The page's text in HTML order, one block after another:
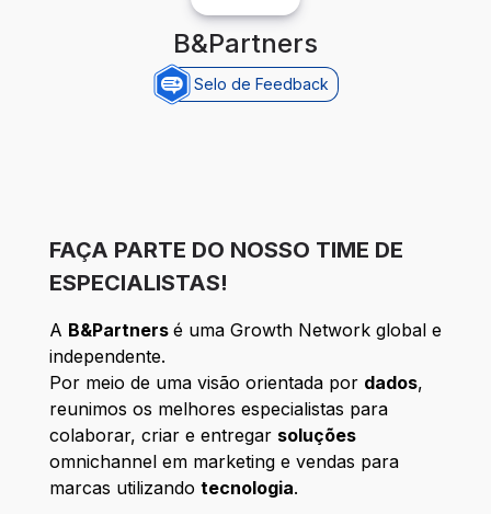
B&Partners
Selo de Feedback
FAÇA PARTE DO NOSSO TIME DE
ESPECIALISTAS!
A B&Partners é uma Growth Network global e
independente.
Por meio de uma visão orientada por dados,
reunimos os melhores especialistas para
colaborar, criar e entregar soluções
omnichannel em marketing e vendas para
marcas utilizando tecnologia.